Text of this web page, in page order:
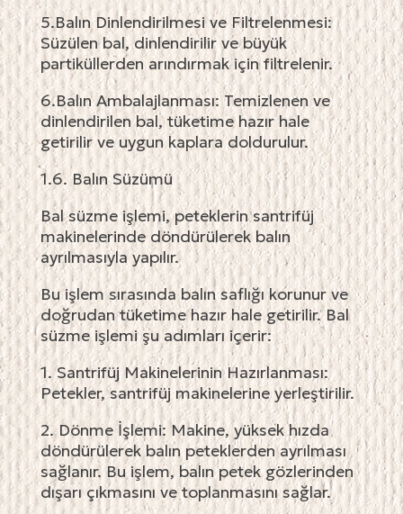
5.Balın Dinlendirilmesi ve Filtrelenmesi:
Süzülen bal, dinlendirilir ve büyük
partiküllerden arındırmak için filtrelenir.
6.Balın Ambalajlanması: Temizlenen ve
dinlendirilen bal, tüketime hazır hale
getirilir ve uygun kaplara doldurulur.
1.6. Balın Süzümü
Bal süzme işlemi, peteklerin santrifüj
makinelerinde döndürülerek balın
ayrılmasıyla yapılır.
Bu işlem sırasında balın saflığı korunur ve
doğrudan tüketime hazır hale getirilir. Bal
süzme işlemi şu adımları içerir:
1. Santrifüj Makinelerinin Hazırlanması:
Petekler, santrifüj makinelerine yerleştirilir.
2. Dönme İşlemi: Makine, yüksek hızda
döndürülerek balın peteklerden ayrılması
sağlanır. Bu işlem, balın petek gözlerinden
dışarı çıkmasını ve toplanmasını sağlar.